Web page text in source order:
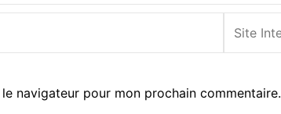
Internet
navigateur pour mon prochain commentaire.